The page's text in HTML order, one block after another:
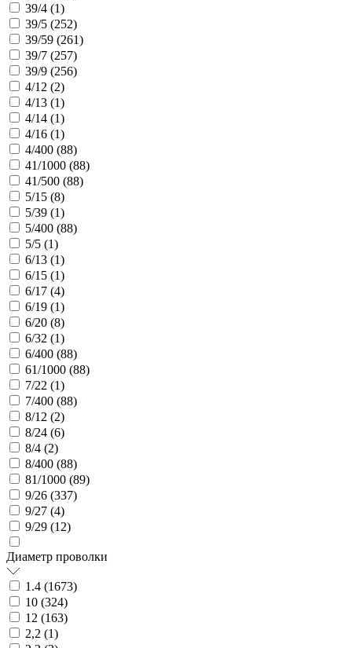
39/4 (1)
39/5 (252)
39/59 (261)
39/7 (257)
39/9 (256)
4/12 (2)
4/13 (1)
4/14 (1)
4/16 (1)
4/400 (88)
41/1000 (88)
41/500 (88)
5/15 (8)
5/39 (1)
5/400 (88)
5/5 (1)
6/13 (1)
6/15 (1)
6/17 (4)
6/19 (1)
6/20 (8)
6/32 (1)
6/400 (88)
61/1000 (88)
7/22 (1)
7/400 (88)
8/12 (2)
8/24 (6)
8/4 (2)
8/400 (88)
81/1000 (89)
9/26 (337)
9/27 (4)
9/29 (12)
Диаметр проволки
1.4 (1673)
10 (324)
12 (163)
2,2 (1)